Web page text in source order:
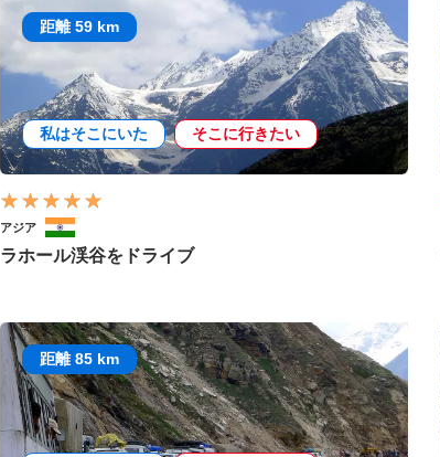
距離 59 km
私はそこにいた そこに行きたい
アジア
ラホール渓谷をドライブ
距離 85 km